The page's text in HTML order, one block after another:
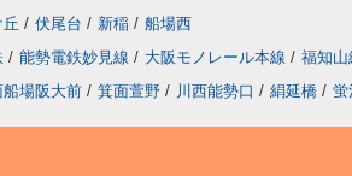
丘 / 伏尾台 / 新稲 / 船場西
/ 能勢電鉄妙見線 / 大阪モノレール本線 / 福知山
船場阪大前 / 箕面萱野 / 川西能勢口 / 絹延橋 / 蛍